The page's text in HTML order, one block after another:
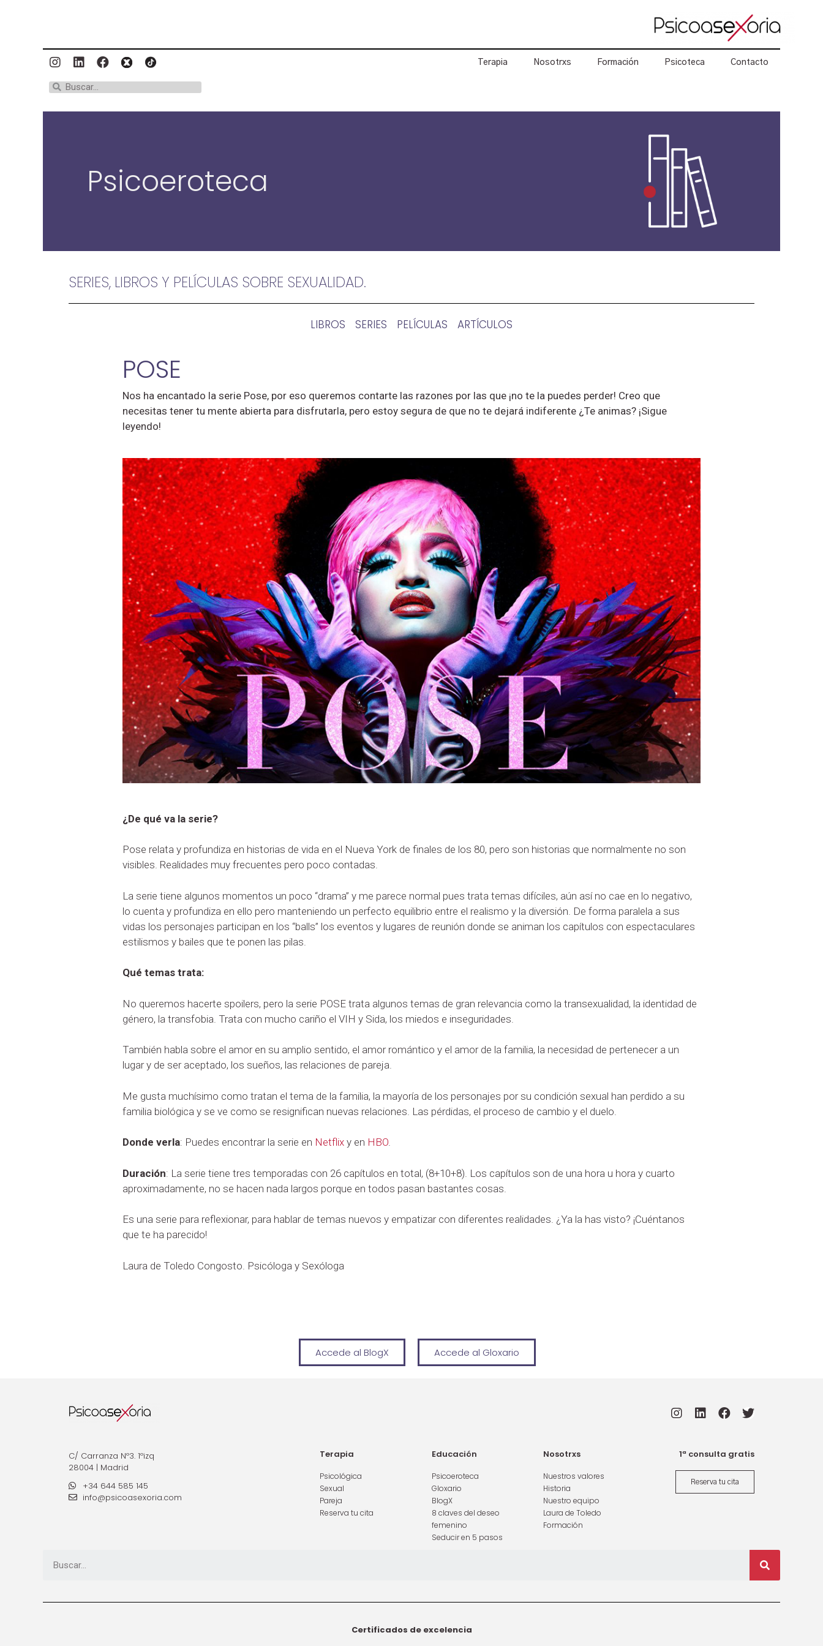
Terapia Nosotrxs Formación Psicoteca Contacto
Psicoeroteca
SERIES, LIBROS Y PELÍCULAS SOBRE SEXUALIDAD.
LIBROS SERIES PELÍCULAS ARTÍCULOS
POSE
Nos ha encantado la serie Pose, por eso queremos contarte las razones por las que ¡no te la puedes perder! Creo que
necesitas tener tu mente abierta para disfrutarla, pero estoy segura de que no te dejará indiferente ¿Te animas? ¡Sigue
leyendo!
¿De qué va la serie?
Pose relata y profundiza en historias de vida en el Nueva York de finales de los 80, pero son historias que normalmente no son
visibles. Realidades muy frecuentes pero poco contadas.
La serie tiene algunos momentos un poco “drama” y me parece normal pues trata temas difíciles, aún así no cae en lo negativo,
lo cuenta y profundiza en ello pero manteniendo un perfecto equilibrio entre el realismo y la diversión. De forma paralela a sus
vidas los personajes participan en los “balls” los eventos y lugares de reunión donde se animan los capítulos con espectaculares
estilismos y bailes que te ponen las pilas.
Qué temas trata:
No queremos hacerte spoilers, pero la serie POSE trata algunos temas de gran relevancia como la transexualidad, la identidad de
género, la transfobia. Trata con mucho cariño el VIH y Sida, los miedos e inseguridades.
También habla sobre el amor en su amplio sentido, el amor romántico y el amor de la familia, la necesidad de pertenecer a un
lugar y de ser aceptado, los sueños, las relaciones de pareja.
Me gusta muchísimo como tratan el tema de la familia, la mayoría de los personajes por su condición sexual han perdido a su
familia biológica y se ve como se resignifican nuevas relaciones. Las pérdidas, el proceso de cambio y el duelo.
Donde verla: Puedes encontrar la serie en Netflix y en HBO.
Duración: La serie tiene tres temporadas con 26 capítulos en total, (8+10+8). Los capítulos son de una hora u hora y cuarto
aproximadamente, no se hacen nada largos porque en todos pasan bastantes cosas.
Es una serie para reflexionar, para hablar de temas nuevos y empatizar con diferentes realidades. ¿Ya la has visto? ¡Cuéntanos
que te ha parecido!
Laura de Toledo Congosto. Psicóloga y Sexóloga
Accede al BlogX Accede al Gloxario
C/ Carranza Nº3. 1ºizq
28004 | Madrid
+34 644 585 145
info@psicoasexoria.com
Terapia
Psicológica
Sexual
Pareja
Reserva tu cita
Educación
Psicoeroteca
Gloxario
BlogX
8 claves del deseo
femenino
Seducir en 5 pasos
Nosotrxs
Nuestros valores
Historia
Nuestro equipo
Laura de Toledo
Formación
1ª consulta gratis
Reserva tu cita
Certificados de excelencia